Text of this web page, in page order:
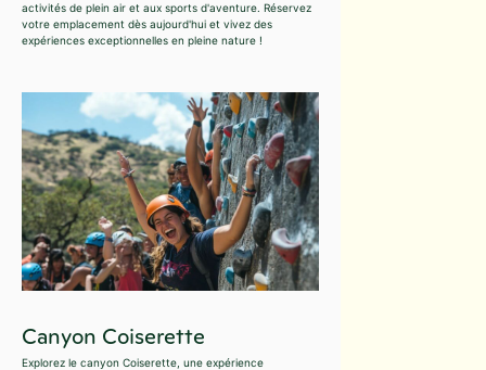
activités de plein air et aux sports d'aventure. Réservez
votre emplacement dès aujourd'hui et vivez des
expériences exceptionnelles en pleine nature !
Canyon Coiserette
Explorez le canyon Coiserette, une expérience